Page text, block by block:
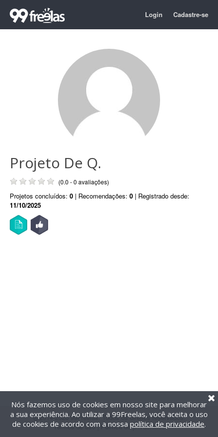
Login Cadastre-se
Projeto De Q.
(0.0 - 0 avaliações)
Projetos concluídos: 0 | Recomendações: 0 | Registrado desde:
11/10/2025
@2014-2026 99Freelas. Todos os direitos reservados.
Termos de uso| Política de privacidade
Nós fazemos uso de cookies em nosso site para melhorar
a sua experiência. Ao utilizar a 99Freelas, você aceita o uso
de cookies de acordo com a nossa política de privacidade.